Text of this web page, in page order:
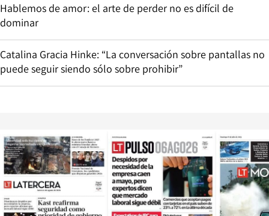
Hablemos de amor: el arte de perder no es difícil de
dominar
Catalina Gracia Hinke: “La conversación sobre pantallas no
puede seguir siendo sólo sobre prohibir”
Opens in new window Opens in